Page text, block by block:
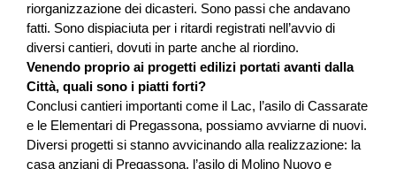
riorganizzazione dei dicasteri. Sono passi che andavano
fatti. Sono dispiaciuta per i ritardi registrati nell’avvio di
diversi cantieri, dovuti in parte anche al riordino.
Venendo proprio ai progetti edilizi portati avanti dalla
Città, quali sono i piatti forti?
Conclusi cantieri importanti come il Lac, l’asilo di Cassarate
e le Elementari di Pregassona, possiamo avviarne di nuovi.
Diversi progetti si stanno avvicinando alla realizzazione: la
casa anziani di Pregassona, l’asilo di Molino Nuovo e